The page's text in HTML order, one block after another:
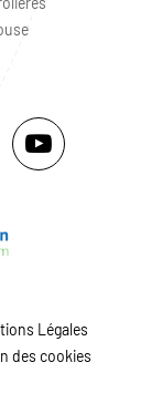
Légales
des cookies